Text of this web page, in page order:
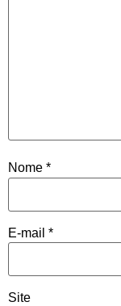
Nome *
E-mail *
Site